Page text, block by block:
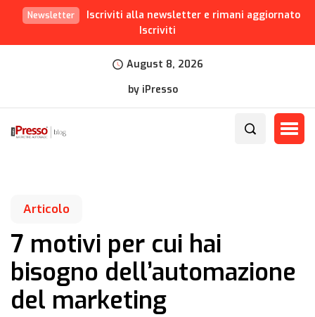
Newsletter
Iscriviti alla newsletter e rimani aggiornato
Iscriviti
August 8, 2026
by iPresso
Articolo
7 motivi per cui hai
bisogno dell’automazione
del marketing